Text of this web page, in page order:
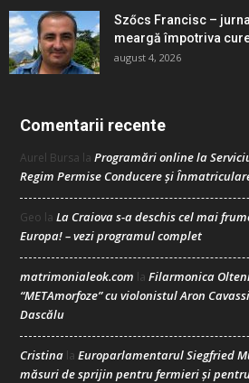
Szőcs Francisc –
meargă împotriva
august 4, 2026
Comentarii recente
Aurel Bursa la Programări online la
Regim Permise Conducere şi
Geo la La Craiova s-a deschis cel mai
Europa! – vezi programul complet
matrimonialeok.com la Filarmonica
“METAmorfoze” cu violonistul Aron
Dascălu
Cristina la Europarlamentarul Siegfried
măsuri de sprijin pentru fermieri și